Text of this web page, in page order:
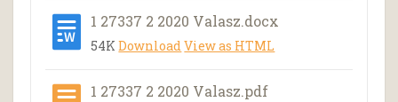
1 27337 2 2020 Valasz.docx
54KDownloadView as HTML
1 27337 2 2020 Valasz.pdf